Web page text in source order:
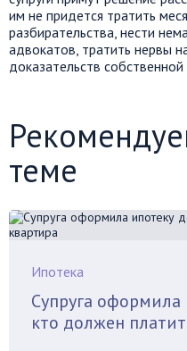
им не придется тратить
разбирательства, нести
адвокатов, тратить нервы
доказательств
теме
Ипотека
Супруга оформила
кто должен